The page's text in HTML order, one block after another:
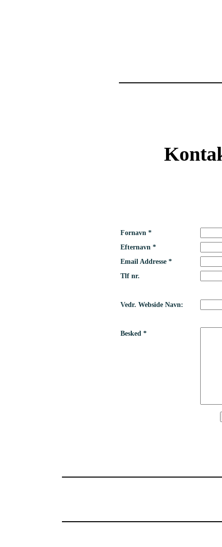
Fornavn *
Efternavn *
Email Addresse *
Tlf nr.
Vedr. Webside Navn:
Besked *